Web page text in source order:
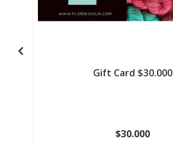
Gift Card $30.000
$30.000